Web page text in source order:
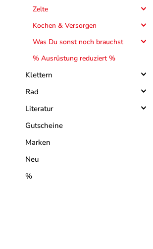
Zelte
Kochen & Versorgen
Was Du sonst noch brauchst
% Ausrüstung reduziert %
Klettern
Rad
Literatur
Gutscheine
Marken
Neu
%